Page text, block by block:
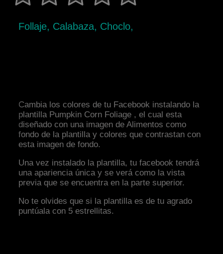
Follaje, Calabaza, Choclo,
Cambia los colores de tu Facebook instalando la
plantilla Pumpkin Corn Foliage , el cual esta
diseñado con una imagen de Alimentos como
fondo de la plantilla y colores que contrastan con
esta imagen de fondo.
Una vez instalado la plantilla, tu facebook tendrá
una apariencia única y se verá como la vista
previa que se encuentra en la parte superior.
No te olvides que si la plantilla es de tu agrado
puntúala con 5 estrellitas.